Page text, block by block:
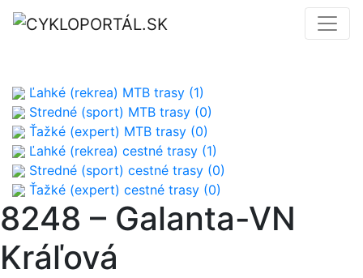
Ľahké (rekrea) MTB trasy (1)
Stredné (sport) MTB trasy (0)
Ťažké (expert) MTB trasy (0)
Ľahké (rekrea) cestné trasy (1)
Stredné (sport) cestné trasy (0)
Ťažké (expert) cestné trasy (0)
8248 – Galanta-VN
Kráľová